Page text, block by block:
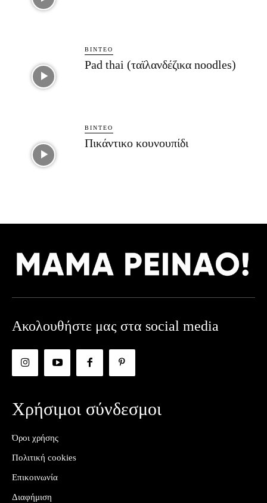
ΒΊΝΤΕΟ
Pad thai (ταϊλανδέζικα noodles)
ΒΊΝΤΕΟ
Πικάντικο κουνουπίδι
Ακολουθήστε μας στα social media
Χρήσιμοι σύνδεσμοι
Όροι χρήσης
Πολιτική cookies
Επικοινωνία
Διαφήμιση